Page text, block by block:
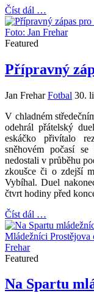
Číst dál …
Foto: Jan Frehar
Featured
Přípravný
Jan Frehar Fotbal 30.
V chladném
odehrál přátelský
eskáčko přivítalo
sněhovém počasí
nedostali v průběhu
zkoušce či o zdejší
Vybíhal. Duel
čtvrt hodiny před
Číst dál …
Mládežníci Prostějova
Frehar
Featured
Na Spartu